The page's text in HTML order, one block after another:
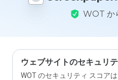
WOT か
ウェブサイトのセキュリ
WOT のセキュリティ スコア
価し
ます
か？